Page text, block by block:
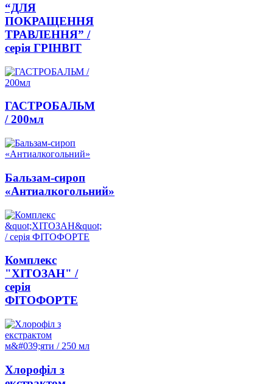
“ДЛЯ
ПОКРАЩЕННЯ
ТРАВЛЕННЯ” /
серія ГРІНВІТ
ГАСТРОБАЛЬМ
/ 200мл
Бальзам-сироп
«Антиалкогольний»
Комплекс
"ХІТОЗАН" /
серія
ФІТОФОРТЕ
Хлорофіл з